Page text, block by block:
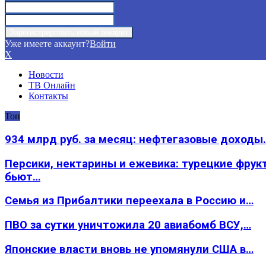
Уже имеете аккаунт?Войти
X
Новости
ТВ Онлайн
Контакты
Топ
934 млрд руб. за месяц: нефтегазовые
Персики, нектарины и ежевика: турецкие
бьют…
Семья из Прибалтики переехала в Россию и…
ПВО за сутки уничтожила 20 авиабомб ВСУ,…
Японские власти вновь не упомянули США в…